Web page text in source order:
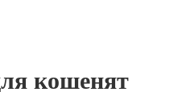
кошенят